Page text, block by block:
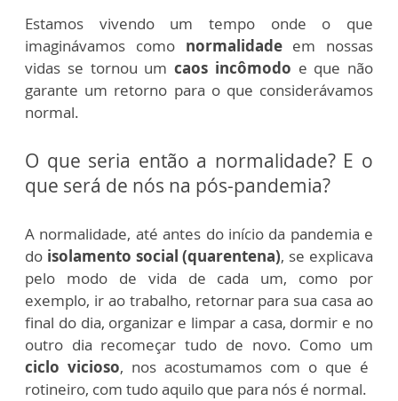
Estamos vivendo um tempo onde o que
imaginávamos como normalidadeem nossas
vidas se tornou um caos incômodo e que não
garante um retorno para o que considerávamos
normal.
O que seria então a normalidade? E o
que será de nós na pós-pandemia?
A normalidade, até antes do início da pandemia e
do isolamento social (quarentena), se explicava
pelo modo de vida de cada um, como por
exemplo, ir ao trabalho, retornar para sua casa ao
final do dia, organizar e limpar a casa, dormir e no
outro dia recomeçar tudo de novo. Como um
ciclo vicioso, nos acostumamos com o que é
rotineiro, com tudo aquilo que para nós é normal.